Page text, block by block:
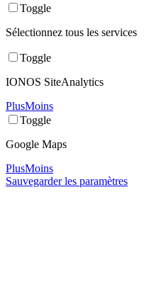
Toggle
Sélectionnez tous les services
Toggle
IONOS SiteAnalytics
PlusMoins
Toggle
Google Maps
PlusMoins
Sauvegarder les paramètres